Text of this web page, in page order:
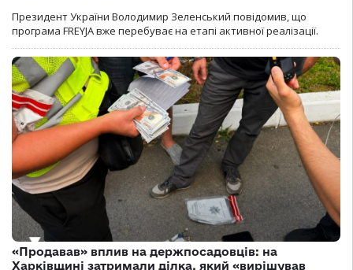
Президент України Володимир Зеленський повідомив, що
програма FREYJA вже перебуває на етапі активної реалізації.
«Продавав» вплив на держпосадовців: на
Харківщині затримали ділка, який «вирішував